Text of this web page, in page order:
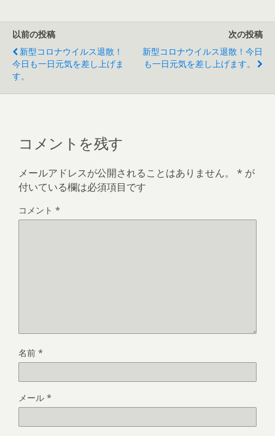
以前の投稿
新型コロナウイルス退散！
今日も一日元気を差し上げま
す。
次の投稿
新型コロナウイルス退散！今日
も一日元気を差し上げます。
コメントを残す
メールアドレスが公開されることはありません。 * が
付いている欄は必須項目です
コメント *
名前 *
メール *